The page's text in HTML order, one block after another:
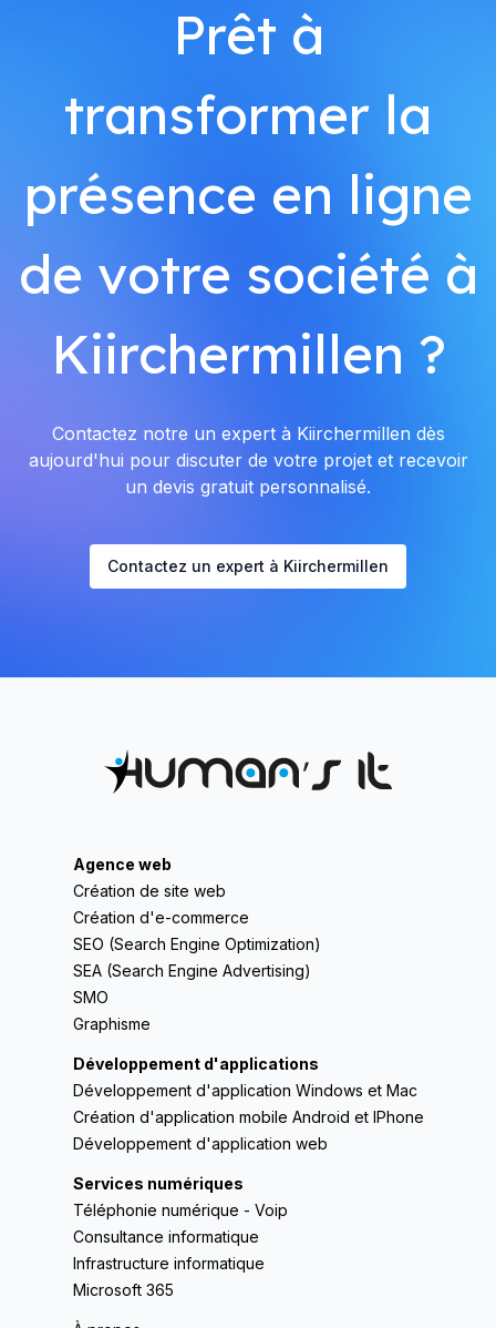
Prêt à
transformer la
présence en ligne
de votre société à
Kiirchermillen ?
Contactez notre un expert à Kiirchermillen dès
aujourd'hui pour discuter de votre projet et recevoir
un devis gratuit personnalisé.
Contactez un expert à Kiirchermillen
Agence web
Création de site web
Création d'e-commerce
SEO (Search Engine Optimization)
SEA (Search Engine Advertising)
SMO
Graphisme
Développement d'applications
Développement d'application Windows et Mac
Création d'application mobile Android et IPhone
Développement d'application web
Services numériques
Téléphonie numérique - Voip
Consultance informatique
Infrastructure informatique
Microsoft 365